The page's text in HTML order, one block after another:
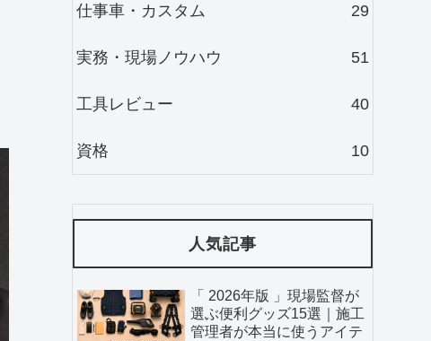
仕事車・カスタム 29
実務・現場ノウハウ 51
工具レビュー 40
資格 10
人気記事
「 2026年版 」現場監督が
選ぶ便利グッズ15選｜施工
管理者が本当に使うアイテ